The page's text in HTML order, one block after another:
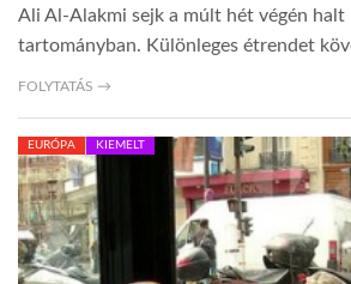
Ali Al-Alakmi sejk a múlt hét végén halt
tartományban. Különleges étrendet
FOLYTATÁS →
EURÓPA KIEMELT